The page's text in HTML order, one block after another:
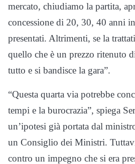
mercato, chiudiamo la partita,
concessione di 20, 30, 40 anni
presentati. Altrimenti, se la
quello che è un prezzo ritenuto
tutto e si bandisce la gara”.
“Questa quarta via potrebbe
tempi e la burocrazia”, spiega
un’ipotesi già portata dal
un Consiglio dei Ministri.
contro un impegno che si era